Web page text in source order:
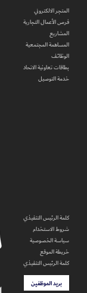
المتجر الالكتروني
فرص الأعمال التجارية
المشاريع
المساهمة المجتمعية
الوظائف
بطاقات تعاونية الاتحاد
خدمة التوصيل
كلمة الرئيس التنفيذي
شروط الاستخدام
سياسة الخصوصية
خريطة الموقع
كلمة الرئيس التنفيذي
بريد الموظفين